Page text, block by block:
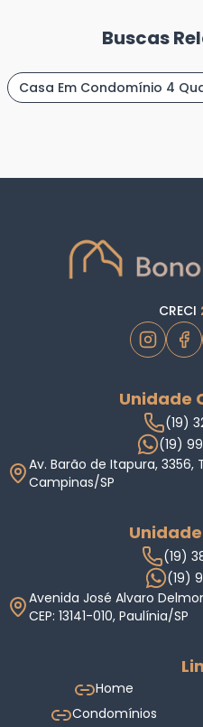
Buscas
Casa Em Condomínio 4
CRECI
Unidade
(19)
(19)
Av. Barão de Itapura, 3356,
Campinas/SP
(19)
(19)
Avenida José Alvaro
CEP: 13141-010, Paulínia/SP
Home
Condomínios